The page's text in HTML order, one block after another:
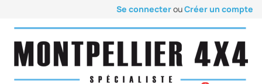
Se connecterouCréer un compte